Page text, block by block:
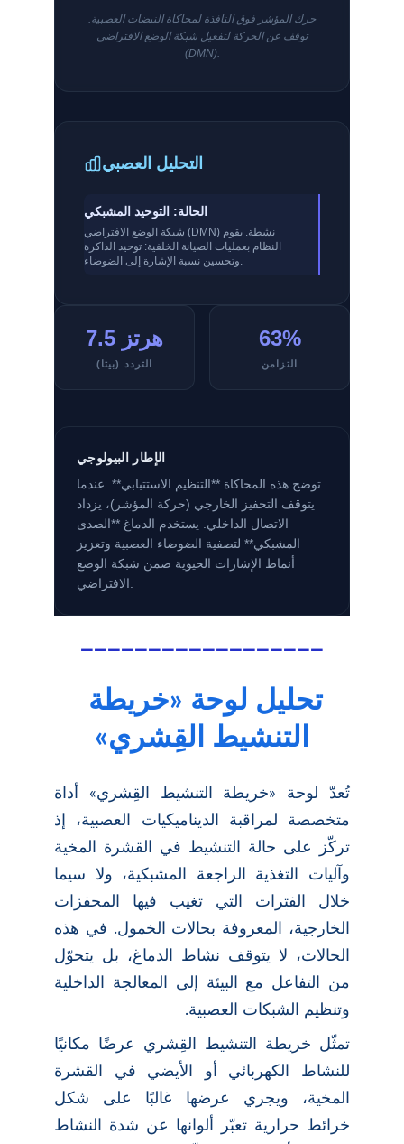
تحليل لوحة «خريطة
التنشيط القِشري»
تُعدّ لوحة «خريطة التنشيط القِشري» أداة
متخصصة لمراقبة الديناميكيات العصبية، إذ
تركّز على حالة التنشيط في القشرة المخية
وآليات التغذية الراجعة المشبكية، ولا سيما
خلال الفترات التي تغيب فيها المحفزات
الخارجية، المعروفة بحالات الخمول. في هذه
الحالات، لا يتوقف نشاط الدماغ، بل يتحوّل
من التفاعل مع البيئة إلى المعالجة الداخلية
وتنظيم الشبكات العصبية.
تمثّل خريطة التنشيط القِشري عرضًا مكانيًا
للنشاط الكهربائي أو الأيضي في القشرة
المخية، ويجري عرضها غالبًا على شكل
خرائط حرارية تعبّر ألوانها عن شدة النشاط